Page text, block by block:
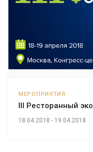
МЕРОПРИЯТИЯ
III Ресторанный
18.04.2018 - 19.04.2018